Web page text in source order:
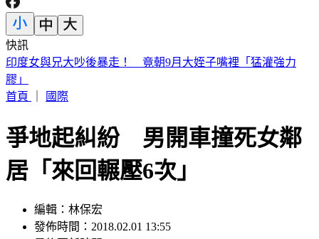
快訊
白海豚颱風「紮實雨帶」又來了！鄭明典急籲：晚上別出門
首頁
爭地起糾紛 男開車撞死女鄰
居「來回輾壓6次」
發佈時間：2018.02.01 13:55
最後更新時間：2018.02.01 13:54